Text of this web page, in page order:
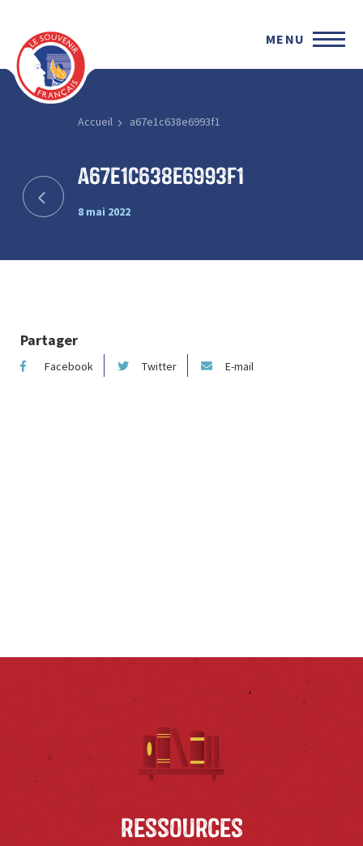
MENU
Accueil a67e1c638e6993f1
a67e1c638e6993f1
8 mai 2022
Partager
Facebook Twitter E-mail
Ressources